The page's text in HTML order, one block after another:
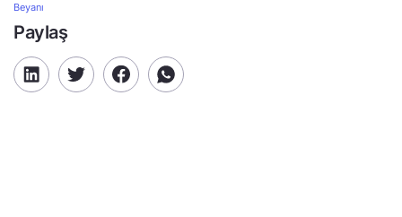
Beyanı
Paylaş